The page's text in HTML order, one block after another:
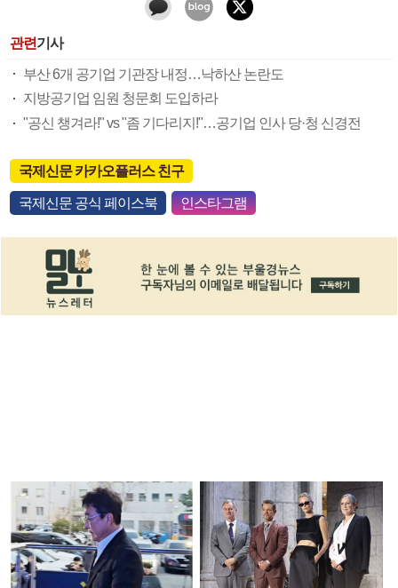
관련기사
부산 6개 공기업 기관장 내정…낙하산 논란도
지방공기업 임원 청문회 도입하라
"공신 챙겨라!" vs "좀 기다리지!"…공기업 인사 당·청 신경전
국제신문 카카오플러스 친구
국제신문 공식 페이스북 인스타그램